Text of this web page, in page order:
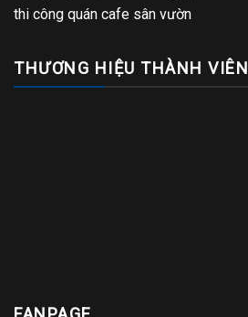
thi công quán cafe sân vườn
THƯƠNG HIỆU THÀNH VIÊN